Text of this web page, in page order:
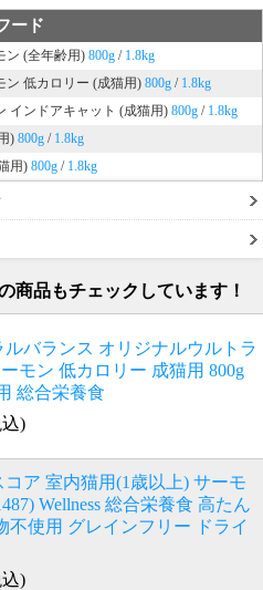
ード
ン (全年齢用) 800g / 1.8kg
ン 低カロリー (成猫用) 800g / 1.8kg
インドアキャット (成猫用) 800g / 1.8kg
) 800g / 1.8kg
用) 800g / 1.8kg
商品もチェックしています！
ルバランス オリジナルウルトラ
モン 低カロリー 成猫用 800g
総合栄養食
)
コア 室内猫用(1歳以上) サーモ
Wellness 総合栄養食 高たん
不使用 グレインフリー ドライ
)